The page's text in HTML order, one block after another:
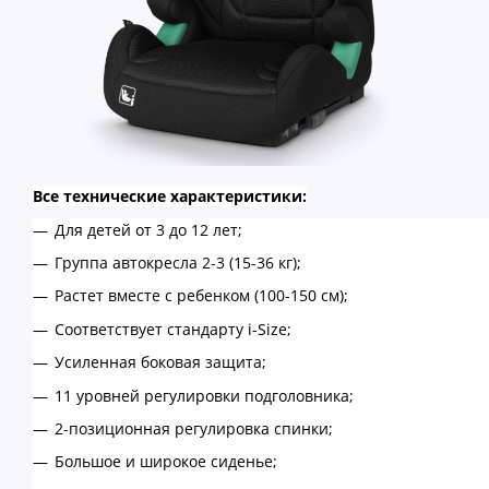
Все технические характеристики:
Для детей от 3 до 12 лет;
Группа автокресла 2-3 (15-36 кг);
Растет вместе с ребенком (100-150 см);
Соответствует стандарту i-Size;
Усиленная боковая защита;
11 уровней регулировки подголовника;
2-позиционная регулировка спинки;
Большое и широкое сиденье;